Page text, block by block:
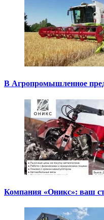
В Агропромышленное
Компания «Оникс»: ваш